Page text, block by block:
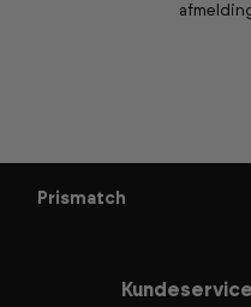
Prismatch
Kundeservice